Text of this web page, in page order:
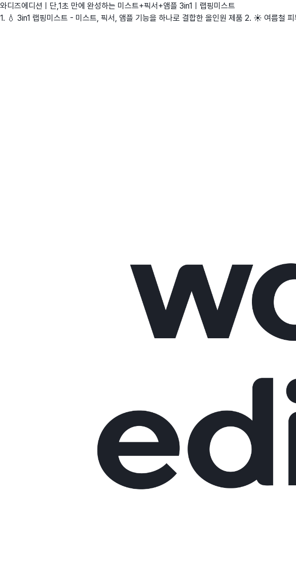
와디즈에디션ㅣ단,1초 만에 완성하는 미스트+픽서+앰플 3in1ㅣ랩핑미스트
1. 💧 3in1 랩핑미스트 - 미스트, 픽서, 앰플 기능을 하나로 결합한 올인원 제품 2. ☀️ 여름철